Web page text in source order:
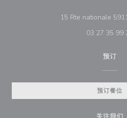
15 Rte nationale
03 27 35 99
预订
预订餐位